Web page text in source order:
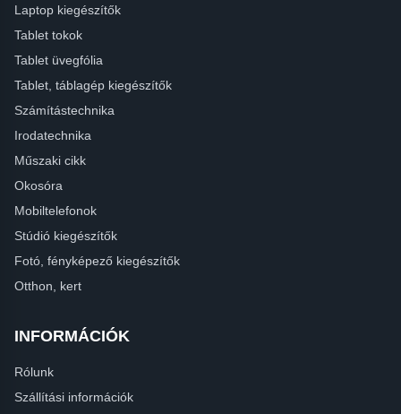
Laptop kiegészítők
Tablet tokok
Tablet üvegfólia
Tablet, táblagép kiegészítők
Számítástechnika
Irodatechnika
Műszaki cikk
Okosóra
Mobiltelefonok
Stúdió kiegészítők
Fotó, fényképező kiegészítők
Otthon, kert
INFORMÁCIÓK
Rólunk
Szállítási információk